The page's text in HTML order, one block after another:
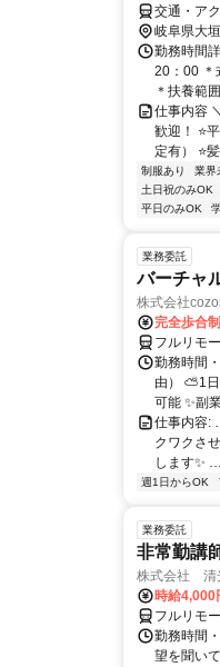
交通・ア
岐阜県大
勤務時間
20：00 ＊
＊扶養範
仕事内容
歓迎！ ⭐
定有） ⭐
制服あり 業界
土日祝のみOK
平日のみOK
業務委託
バーチャ
株式会社
完全歩合制
フルリモ
勤務時間
由） ⛅1
可能 ✨副
仕事内
クワクさ
します
週1日からOK
業務委託
非常勤講
株式会社 清
時給4,000
フルリモ
勤務時間
望を聞い